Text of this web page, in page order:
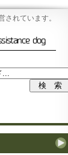
されています。
dog